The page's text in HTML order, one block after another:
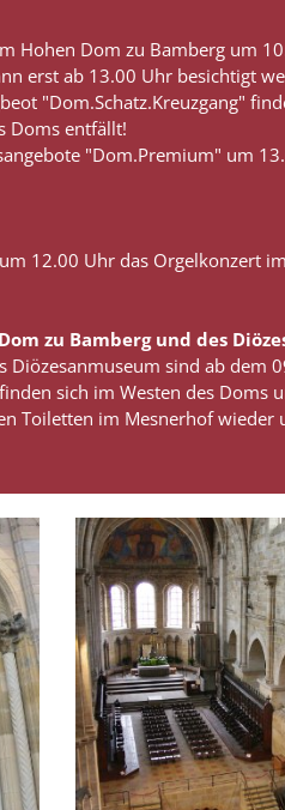
Hohen Dom zu Bamberg um
erst ab 13.00 Uhr besichtigt
"Dom.Schatz.Kreuzgang"
Doms entfällt!
"Dom.Premium" um
12.00 Uhr das Orgelkonzert
zu Bamberg und des
Diözesanmuseum sind ab dem
sich im Westen des
Toiletten im Mesnerhof wieder